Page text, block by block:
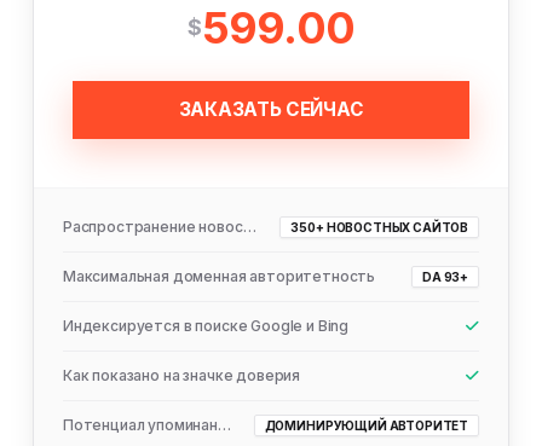
$599.00
ЗАКАЗАТЬ СЕЙЧАС
Распространение новостей 350+ НОВОСТНЫХ САЙТОВ
Максимальная доменная авторитетность DA 93+
Индексируется в поиске Google и Bing
Как показано на значке доверия
Потенциал упоминания ИИ ДОМИНИРУЮЩИЙ АВТОРИТЕТ